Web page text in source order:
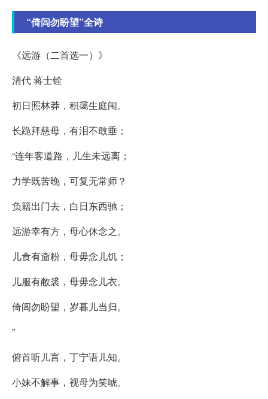
“倚闾勿盼望”全诗
《远游（二首选一）》
清代 蒋士铨
初日照林莽，积霭生庭闱。
长跪拜慈母，有泪不敢垂；
“连年客道路，儿生未远离；
力学既苦晚，可复无常师？
负籍出门去，白日东西驰；
远游幸有方，母心休念之。
儿食有齑粉，母毋念儿饥；
儿服有敝裘，母毋念儿衣。
倚闾勿盼望，岁暮儿当归。
”
俯首听儿言，丁宁语儿知。
小妹不解事，视母为笑唬。